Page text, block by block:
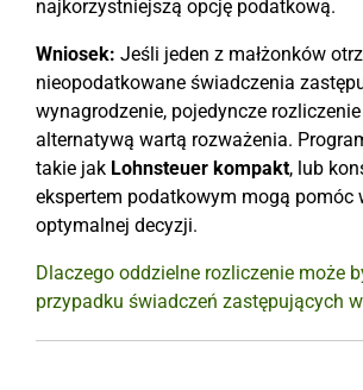
najkorzystniejszą opcję podatkową.
Wniosek: Jeśli jeden z małżonków
nieopodatkowane świadczenia
wynagrodzenie, pojedyncze
alternatywą wartą rozważenia.
takie jak Lohnsteuer kompakt, lub
ekspertem podatkowym mogą pomóc
optymalnej decyzji.
Dlaczego oddzielne rozliczenie może
przypadku świadczeń zastępujących